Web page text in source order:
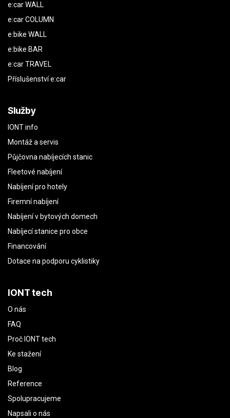
e:car WALL
e:car COLUMN
e:bike WALL
e:bike BAR
e:car TRAVEL
Příslušenství e:car
Služby
IONT info
Montáž a servis
Půjčovna nabíjecích stanic
Fleetové nabíjení
Nabíjení pro hotely
Firemní nabíjení
Nabíjení v bytových domech
Nabíjecí stanice pro obce
Financování
Dotace na podporu cyklistiky
IONT tech
O nás
FAQ
Proč IONT tech
Ke stažení
Blog
Reference
Spolupracujeme
Napsali o nás